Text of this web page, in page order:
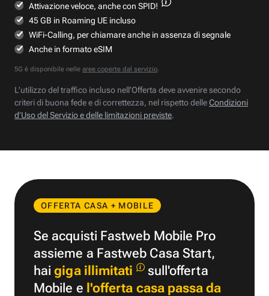
Attivazione veloce, anche con SPID!
45 GB in Roaming UE incluso
WiFi-Calling, per chiamare anche in assenza di segnale
Anche in formato eSIM
5G è disponibile nelle aree coperte dal servizio.
L’utilizzo del traffico incluso nell’Offerta deve avvenire secondo
criteri di buona fede e di correttezza, nel rispetto delleCondizioni
d’Uso del Servizio e delle limitazioni previste.
OFFERTA CASA + MOBILE
Se acquisti Fastweb Mobile Pro
assieme a Fastweb Casa Start,
haigiga illimitati
sull'offerta
Mobile e l'offerta casa passa da